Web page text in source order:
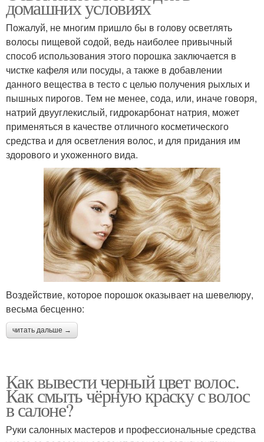
домашних условиях
Пожалуй, не многим пришло бы в голову осветлять
волосы пищевой содой, ведь наиболее привычный
способ использования этого порошка заключается в
чистке кафеля или посуды, а также в добавлении
данного вещества в тесто с целью получения рыхлых и
пышных пирогов. Тем не менее, сода, или, иначе говоря,
натрий двууглекислый, гидрокарбонат натрия, может
применяться в качестве отличного косметического
средства и для осветления волос, и для придания им
здорового и ухоженного вида.
Воздействие, которое порошок оказывает на шевелюру,
весьма бесценно:
читать дальше →
Как вывести черный цвет волос.
Как смыть чёрную краску с волос
в салоне?
Руки салонных мастеров и профессиональные средства